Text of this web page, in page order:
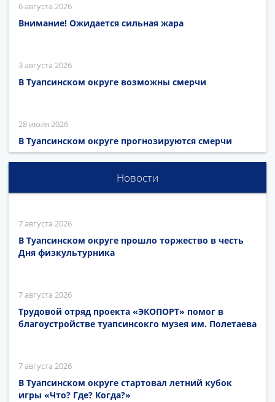
6 августа 2026
Внимание! Ожидается сильная жара
3 августа 2026
В Туапсинском округе возможны смерчи
28 июля 2026
В Туапсинском округе прогнозируются смерчи
Новости
7 августа 2026
В Туапсинском округе прошло торжество в честь
Дня физкультурника
7 августа 2026
Трудовой отряд проекта «ЭКОПОРТ» помог в
благоустройстве туапсинсокго музея им. Полетаева
7 августа 2026
В Туапсинском округе стартовал летний кубок
игры «Что? Где? Когда?»